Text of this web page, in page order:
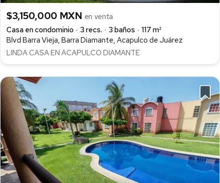
$3,150,000 MXN en venta
Casa en condominio
3 recs. 3 baños
117 m²
Blvd Barra Vieja, Barra Diamante, Acapulco de Juárez
LINDA CASA EN ACAPULCO DIAMANTE